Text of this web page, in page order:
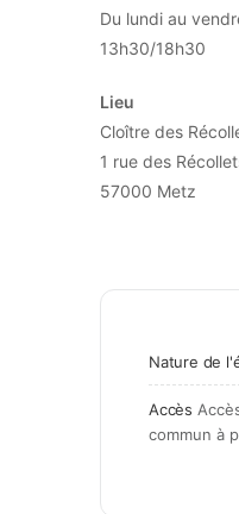
Du lundi au
13h30/18h30
Lieu
Cloître des
1 rue des
57000 Metz
Nature de
Accès
commun à